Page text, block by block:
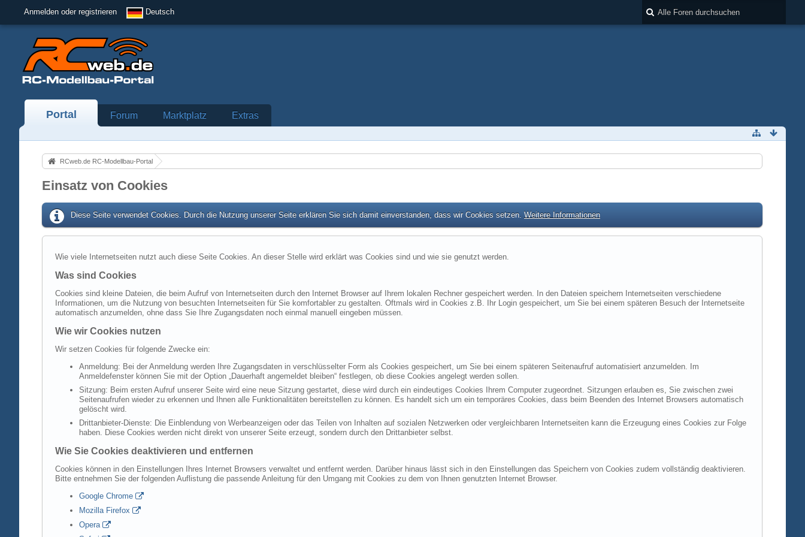
Anmelden oder registrieren Deutsch
Portal Forum Marktplatz Extras
RCweb.de RC-Modellbau-Portal
Einsatz von Cookies
Diese Seite verwendet Cookies. Durch die Nutzung unserer Seite erklären Sie sich damit einverstanden, dass wir Cookies setzen. Weitere Informationen
Wie viele Internetseiten nutzt auch diese Seite Cookies. An dieser Stelle wird erklärt was Cookies sind und wie sie genutzt werden.
Was sind Cookies
Cookies sind kleine Dateien, die beim Aufruf von Internetseiten durch den Internet Browser auf Ihrem lokalen Rechner gespeichert werden. In den Dateien speichern Internetseiten verschiedene
Informationen, um die Nutzung von besuchten Internetseiten für Sie komfortabler zu gestalten. Oftmals wird in Cookies z.B. Ihr Login gespeichert, um Sie bei einem späteren Besuch der Internetseite
automatisch anzumelden, ohne dass Sie Ihre Zugangsdaten noch einmal manuell eingeben müssen.
Wie wir Cookies nutzen
Wir setzen Cookies für folgende Zwecke ein:
Anmeldung: Bei der Anmeldung werden Ihre Zugangsdaten in verschlüsselter Form als Cookies gespeichert, um Sie bei einem späteren Seitenaufruf automatisiert anzumelden. Im
Anmeldefenster können Sie mit der Option „Dauerhaft angemeldet bleiben“ festlegen, ob diese Cookies angelegt werden sollen.
Sitzung: Beim ersten Aufruf unserer Seite wird eine neue Sitzung gestartet, diese wird durch ein eindeutiges Cookies Ihrem Computer zugeordnet. Sitzungen erlauben es, Sie zwischen zwei
Seitenaufrufen wieder zu erkennen und Ihnen alle Funktionalitäten bereitstellen zu können. Es handelt sich um ein temporäres Cookies, dass beim Beenden des Internet Browsers automatisch
gelöscht wird.
Drittanbieter-Dienste: Die Einblendung von Werbeanzeigen oder das Teilen von Inhalten auf sozialen Netzwerken oder vergleichbaren Internetseiten kann die Erzeugung eines Cookies zur Folge
haben. Diese Cookies werden nicht direkt von unserer Seite erzeugt, sondern durch den Drittanbieter selbst.
Wie Sie Cookies deaktivieren und entfernen
Cookies können in den Einstellungen Ihres Internet Browsers verwaltet und entfernt werden. Darüber hinaus lässt sich in den Einstellungen das Speichern von Cookies zudem vollständig deaktivieren.
Bitte entnehmen Sie der folgenden Auflistung die passende Anleitung für den Umgang mit Cookies zu dem von Ihnen genutzten Internet Browser.
Google Chrome
Mozilla Firefox
Opera